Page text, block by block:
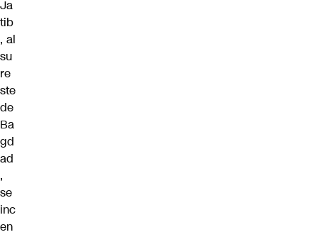
Ja
tib
, al
su
re
ste
de
Ba
gd
ad
,
se
inc
en